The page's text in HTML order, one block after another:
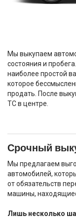
Мы выкупаем
состояния и
наиболее простой
которое
продать. После
ТС в центре.
Срочный
Мы предлагаем
автомобилей,
от обязательств
машины,
Лишь несколько